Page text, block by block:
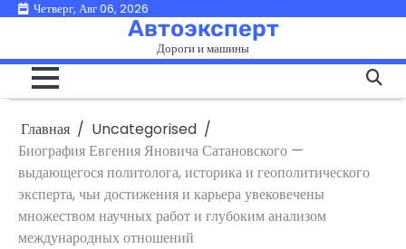
ПерейтиЧетверг, Авг 06, 2026
Автоэксперт
Дороги и машины
Главная
Uncategorised
Биография Евгения Яновича Сатановского —
выдающегося политолога, историка и геополитического
эксперта, чьи достижения и карьера увековечены
множеством научных работ и глубоким анализом
международных отношений